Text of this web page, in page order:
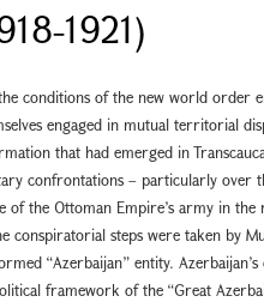
1921)
conditions of the new world order
engaged in mutual territorial
that had emerged in
confrontations – particularly over
of the Ottoman Empire’s army in
conspiratorial steps were taken by
“Azerbaijan” entity.
framework of the “Great